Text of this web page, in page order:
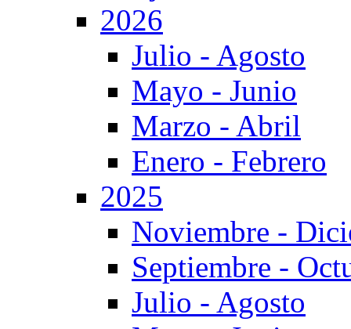
2026
Julio - Agosto
Mayo - Junio
Marzo - Abril
Enero - Febrero
2025
Noviembre -
Septiembre -
Julio - Agosto